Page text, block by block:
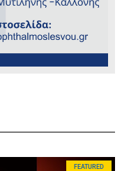
FEATURED